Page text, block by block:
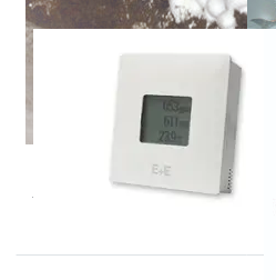
opnemers
De M12 serie meet CO2,
Relatieve vochtigheid en